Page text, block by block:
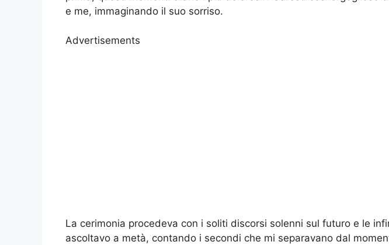
e me, immaginando il suo sorriso.
Advertisements
La cerimonia procedeva con i soliti discorsi solenni sul futuro e le
ascoltavo a metà, contando i secondi che mi separavano dal